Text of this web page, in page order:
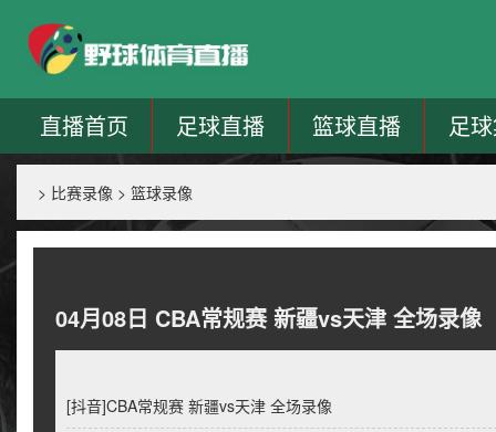
直播首页 足球直播 篮球直播 足
> 比赛录像 > 篮球录像
04月08日 CBA常规赛 新疆vs天津 全场录像
[抖音]CBA常规赛 新疆vs天津 全场录像